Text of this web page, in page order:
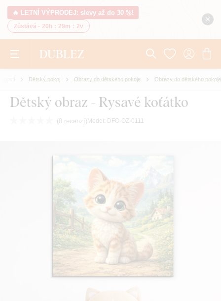
🔥 LETNÍ VÝPRODEJ: slevy až do 30 %!
Zůstává - 20h : 29m : 1v
Dětský pokoj Obrazy do dětského pokoje Obrazy do dětského pokoje
Dětský obraz - Rysavé koťátko
(0 recenzí) Model: DFO-OZ-0111